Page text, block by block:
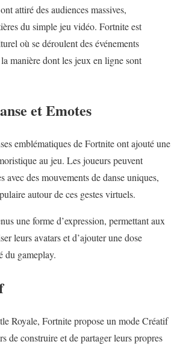
attiré des audiences massives,
du simple jeu vidéo. Fortnite est
où se déroulent des événements
manière dont les jeux en ligne sont
et Emotes
emblématiques de Fortnite ont ajouté une
au jeu. Les joueurs peuvent
avec des mouvements de danse uniques,
autour de ces gestes virtuels.
une forme d’expression, permettant aux
leurs avatars et d’ajouter une dose
du gameplay.
Royale, Fortnite propose un mode Créatif
de construire et de partager leurs propres